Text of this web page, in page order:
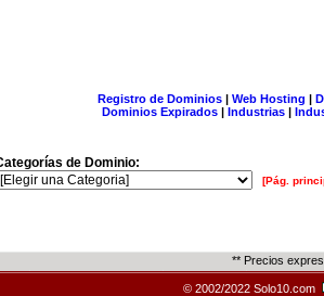
Registro de Dominios| Web Hosting |
Dominios Expirados | Industrias |
de Dominio:
[Pág.
** Precios
© 2002/2022 Solo10.com